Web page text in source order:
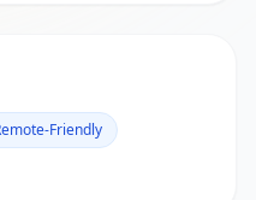
Friendly